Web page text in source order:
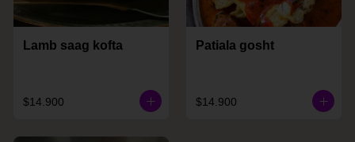
Lamb saag kofta
$14.900
Patiala gosht
$14.900